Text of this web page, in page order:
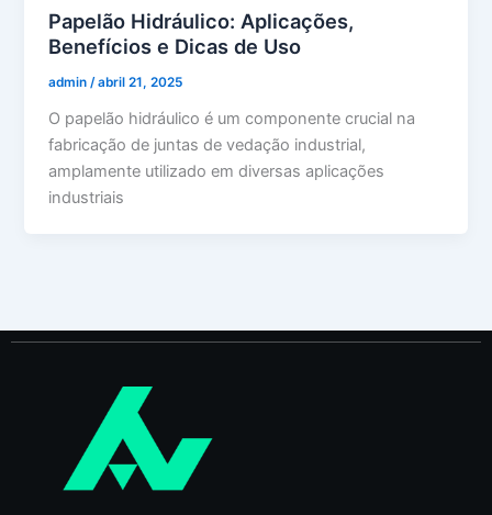
Papelão Hidráulico: Aplicações,
Benefícios e Dicas de Uso
admin /abril 21, 2025
O papelão hidráulico é um componente crucial na
fabricação de juntas de vedação industrial,
amplamente utilizado em diversas aplicações
industriais